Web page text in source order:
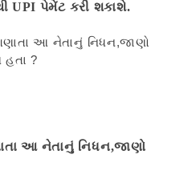
UPI પેમેંટ કરી શકાશે.
આ નેતાનું નિધન,જાણો